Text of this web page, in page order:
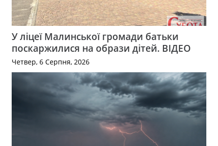
У ліцеї Малинської громади батьки
поскаржилися на образи дітей. ВІДЕО
Четвер, 6 Серпня, 2026